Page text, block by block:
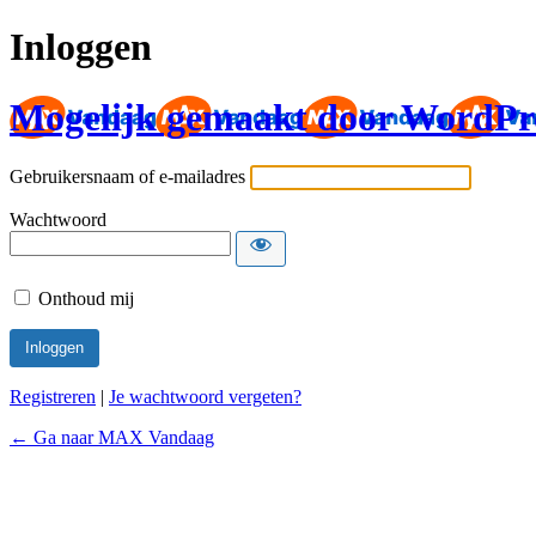
Inloggen
Mogelijk gemaakt door
Gebruikersnaam of e-mailadres
Wachtwoord
Onthoud mij
Registreren | Je wachtwoord vergeten?
← Ga naar MAX Vandaag